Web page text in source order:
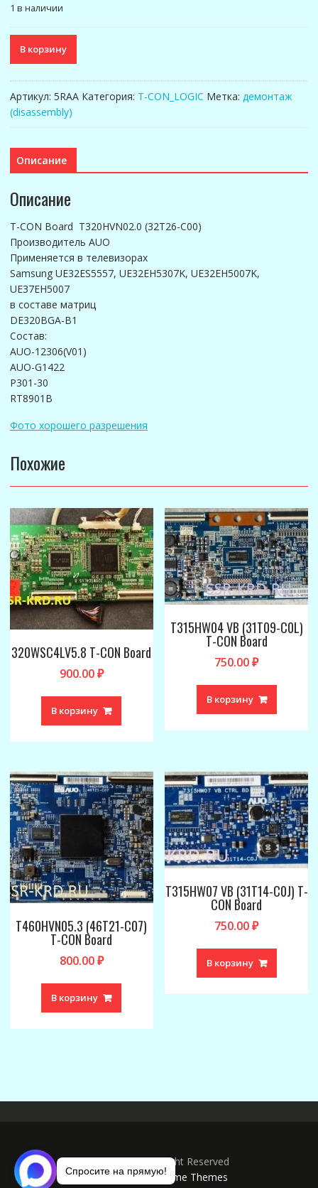
1 в наличии
товара
C00)
T-
Board
В корзину
Артикул: 5RAA Категория: T-CON_LOGIC Метка: демонтаж
(disassembly)
Описание
Описание
T-CON Board T320HVN02.0 (32T26-C00)
Производитель AUO
Применяется в телевизорах
Samsung UE32ES5557, UE32EH5307K, UE32EH5007K,
UE37EH5007
в составе матриц
DE320BGA-B1
Состав:
AUO-12306(V01)
AUO-G1422
P301-30
RT8901B
Фото хорошего разрешения
Похожие
320WSC4LV5.8 T-CON Board
900.00₽
В корзину
T315HW04 VB (31T09-C0L)
T-CON Board
750.00₽
В корзину
T460HVN05.3 (46T21-C07)
T-CON Board
800.00₽
В корзину
T315HW07 VB (31T14-C0J) T-
CON Board
750.00₽
В корзину
Copyright © All Right Reserved
Online Shop byAcme Themes
Спросите на прямую!